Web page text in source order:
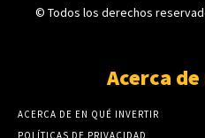
© Todos los derechos
Acerca
ACERCA DE EN QUÉ INVERTIR
POLÍTICAS DE PRIVACIDAD